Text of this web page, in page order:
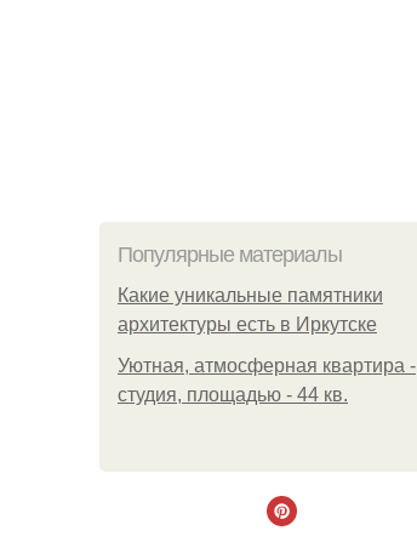
Популярные материалы
Какие уникальные памятники
архитектуры есть в Иркутске
Уютная, атмосферная квартира -
студия, площадью - 44 кв.